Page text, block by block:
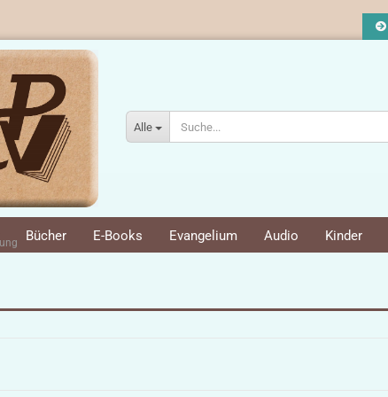
Alle
Bücher E-Books Evangelium Audio Kinder